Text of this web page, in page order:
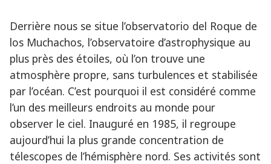
Derrière nous se situe l’observatorio del Roque de
los Muchachos, l’observatoire d’astrophysique au
plus près des étoiles, où l’on trouve une
atmosphère propre, sans turbulences et stabilisée
par l’océan. C’est pourquoi il est considéré comme
l’un des meilleurs endroits au monde pour
observer le ciel. Inauguré en 1985, il regroupe
aujourd’hui la plus grande concentration de
télescopes de l’hémisphère nord. Ses activités sont